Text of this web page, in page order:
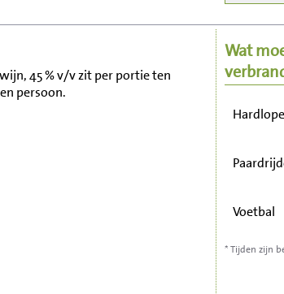
45 % v/v zit per portie ten
persoon.
Wat
Voetbal
* Tijden zijn